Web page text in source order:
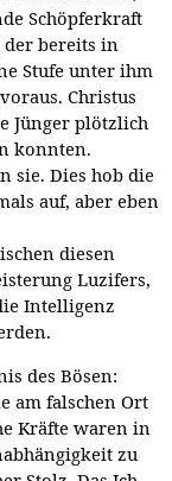
Schöpferkraft
der bereits in
Stufe unter ihm
Christus
Jünger plötzlich
konnten.
sie. Dies hob die
auf, aber eben
diesen
Luzifers,
Intelligenz
des Bösen:
am falschen Ort
Kräfte waren in
zu